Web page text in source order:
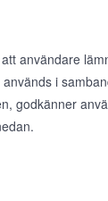
användare
i
godkänner